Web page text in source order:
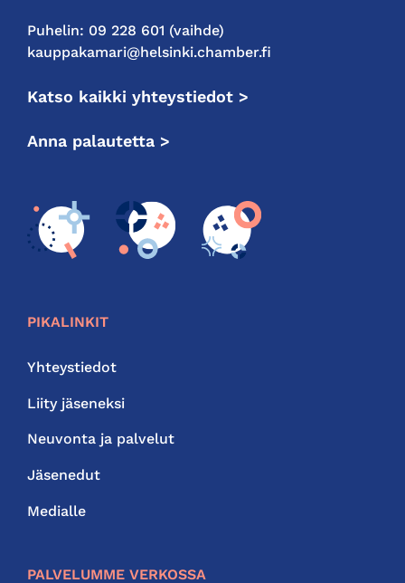
Puhelin: 09 228 601 (vaihde)
kauppakamari@helsinki.chamber.fi
Katso kaikki yhteystiedot >
Anna palautetta >
PIKALINKIT
Yhteystiedot
Liity jäseneksi
Neuvonta ja palvelut
Jäsenedut
Medialle
PALVELUMME VERKOSSA